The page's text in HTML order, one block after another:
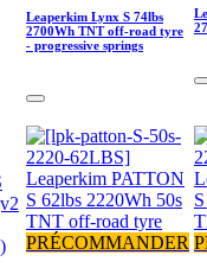
Leaperkim Lynx S 74lbs
2700Wh TNT off-road tyre
- progressive springs
PRÉCOMMANDER